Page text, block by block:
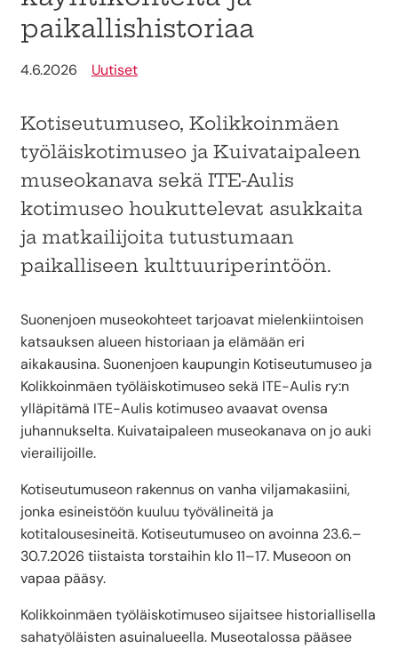
paikallishistoriaa
4.6.2026 Uutiset
Kotiseutumuseo, Kolikkoinmäen
työläiskotimuseo ja Kuivataipaleen
museokanava sekä ITE-Aulis
kotimuseo houkuttelevat asukkaita
ja matkailijoita tutustumaan
paikalliseen kulttuuriperintöön.
Suonenjoen museokohteet tarjoavat mielenkiintoisen
katsauksen alueen historiaan ja elämään eri
aikakausina. Suonenjoen kaupungin Kotiseutumuseo ja
Kolikkoinmäen työläiskotimuseo sekä ITE-Aulis ry:n
ylläpitämä ITE-Aulis kotimuseo avaavat ovensa
juhannukselta. Kuivataipaleen museokanava on jo auki
vierailijoille.
Kotiseutumuseon rakennus on vanha viljamakasiini,
jonka esineistöön kuuluu työvälineitä ja
kotitalousesineitä. Kotiseutumuseo on avoinna 23.6.–
30.7.2026 tiistaista torstaihin klo 11–17. Museoon on
vapaa pääsy.
Kolikkoinmäen työläiskotimuseo sijaitsee historiallisella
sahatyöläisten asuinalueella. Museotalossa pääsee